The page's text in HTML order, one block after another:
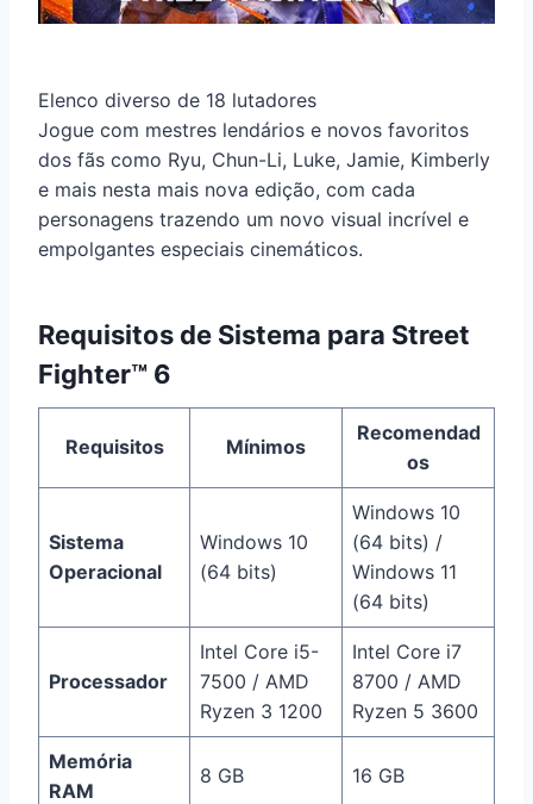
Elenco diverso de 18 lutadores
Jogue com mestres lendários e novos favoritos
dos fãs como Ryu, Chun-Li, Luke, Jamie, Kimberly
e mais nesta mais nova edição, com cada
personagens trazendo um novo visual incrível e
empolgantes especiais cinemáticos.
Requisitos de Sistema para Street
Fighter™ 6
Requisitos Mínimos
Recomendad
os
Sistema
Operacional
Windows 10
(64 bits)
Windows 10
(64 bits) /
Windows 11
(64 bits)
Processador
Intel Core i5-
7500 / AMD
Ryzen 3 1200
Intel Core i7
8700 / AMD
Ryzen 5 3600
Memória
RAM
8 GB 16 GB